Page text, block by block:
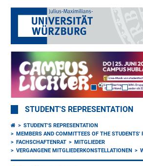
STUDENT'S REPRESENTATION
STUDENT'S REPRESENTATION
MEMBERS AND COMMITTEES OF THE STUDENTS'
FACHSCHAFTENRAT
MITGLIEDER
VERGANGENE MITGLIEDERKONSTELLATIONEN